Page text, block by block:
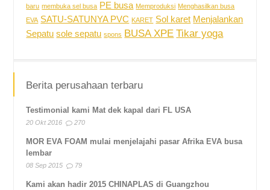
baru membuka sel busa PE busa Memproduksi Menghasilkan busa
EVA SATU-SATUNYA PVC KARET Sol karet Menjalankan
Sepatu sole sepatu spons BUSA XPE Tikar yoga
Berita perusahaan terbaru
Testimonial kami Mat dek kapal dari FL USA
20 Okt 2016 270
MOR EVA FOAM mulai menjelajahi pasar Afrika EVA busa
lembar
08 Sep 2015 79
Kami akan hadir 2015 CHINAPLAS di Guangzhou